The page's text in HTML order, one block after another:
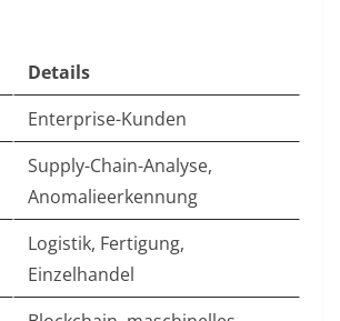
Details
Enterprise-Kunden
Supply-Chain-Analyse,
Anomalieerkennung
Logistik, Fertigung,
Einzelhandel